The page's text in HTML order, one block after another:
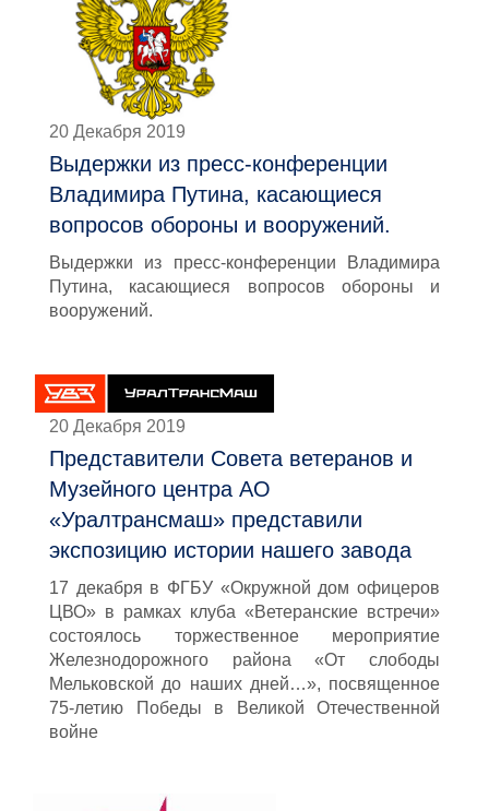
20 Декабря 2019
Выдержки из пресс-конференции
Владимира Путина, касающиеся
вопросов обороны и вооружений.
Выдержки из пресс-конференции Владимира
Путина, касающиеся вопросов обороны и
вооружений.
20 Декабря 2019
Представители Совета ветеранов и
Музейного центра АО
«Уралтрансмаш» представили
экспозицию истории нашего завода
17 декабря в ФГБУ «Окружной дом офицеров
ЦВО» в рамках клуба «Ветеранские встречи»
состоялось торжественное мероприятие
Железнодорожного района «От слободы
Мельковской до наших дней…», посвященное
75-летию Победы в Великой Отечественной
войне